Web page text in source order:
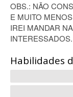
OBS.: NÃO
E MUITO
IREI MANDAR
INTERESSADOS.
Habilidades